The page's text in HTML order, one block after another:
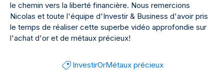
le chemin vers la liberté financière. Nous remercions
Nicolas et toute l'équipe d'Investir & Business d'avoir pris
le temps de réaliser cette superbe vidéo approfondie sur
l'achat d'or et de métaux précieux!
InvestirOrMétaux précieux